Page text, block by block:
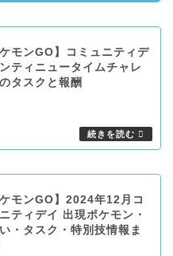
ケモンGO】コミュニティデ
ティニュータイムチャレ
タスクと報酬
ケモンGO】2024年12月コ
ティデイ 出現ポケモン・
・タスク・特別技情報ま